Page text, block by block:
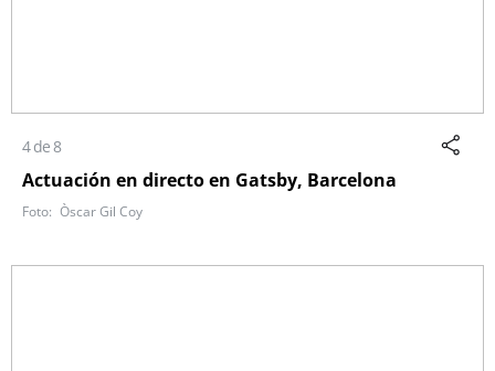
4 de 8
Actuación en directo en Gatsby, Barcelona
Òscar Gil Coy